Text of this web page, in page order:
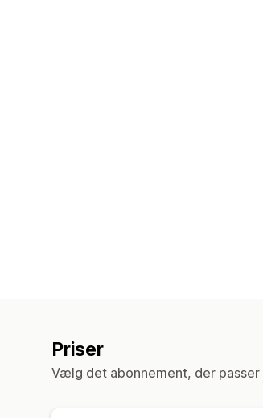
Priser
Vælg det abonnement, der passer